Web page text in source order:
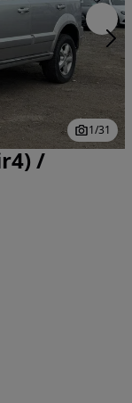
1/31
/